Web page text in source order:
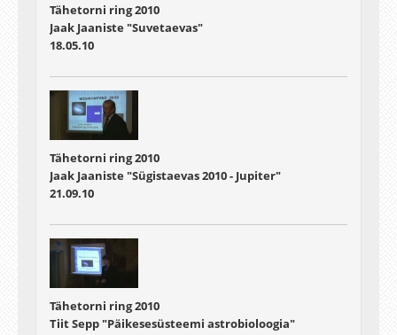
Tähetorni ring 2010
Jaak Jaaniste "Suvetaevas"
18.05.10
Tähetorni ring 2010
Jaak Jaaniste "Sügistaevas 2010 - Jupiter"
21.09.10
Tähetorni ring 2010
Tiit Sepp "Päikesesüsteemi astrobioloogia"